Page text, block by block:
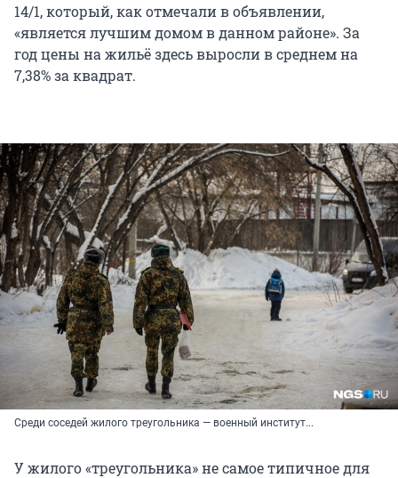
14/1, который, как отмечали в объявлении,
«является лучшим домом в данном районе». За
год цены на жильё здесь выросли в среднем на
7,38% за квадрат.
Среди соседей жилого треугольника — военный институт...
У жилого «треугольника» не самое типичное для